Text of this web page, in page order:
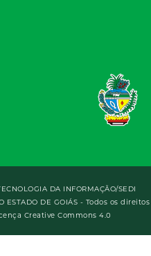
DA INFORMAÇÃO/SEDI
ESTADO DE GOIÁS - Todos os direitos
Creative Commons 4.0